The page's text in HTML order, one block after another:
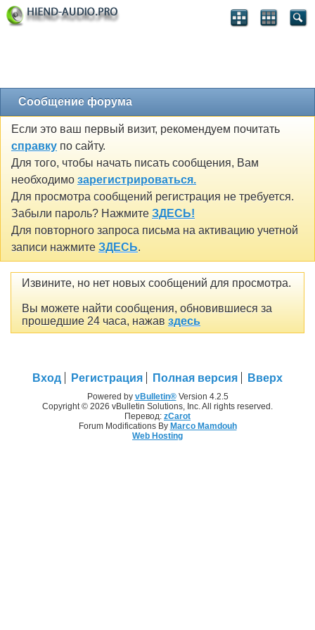
Сообщение форума
Если это ваш первый визит, рекомендуем почитать
справку по сайту.
Для того, чтобы начать писать сообщения, Вам
необходимо зарегистрироваться.
Для просмотра сообщений регистрация не требуется.
Забыли пароль? Нажмите ЗДЕСЬ!
Для повторного запроса письма на активацию учетной
записи нажмите ЗДЕСЬ.
Извините, но нет новых сообщений для просмотра.
Вы можете найти сообщения, обновившиеся за
прошедшие 24 часа, нажав здесь
Вход Регистрация Полная версия Вверх
Powered by vBulletin®Version 4.2.5
Copyright © 2026 vBulletin Solutions, Inc. All rights reserved.
Перевод: zCarot
Forum Modifications By Marco Mamdouh
Web Hosting